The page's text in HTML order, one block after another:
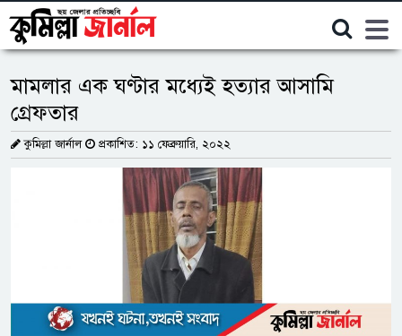
বৃহত্তর কুমিল্লা
মামলার এক ঘণ্টার মধ্যেই হত্যার আসামি
গ্রেফতার
কুমিল্লা জার্নাল প্রকাশিত: ১১ ফেব্রুয়ারি, ২০২২